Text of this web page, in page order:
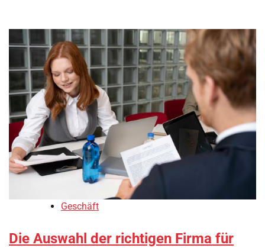
Geschäft
Die Auswahl der richtigen Firma für